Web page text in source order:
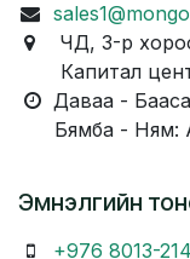
ЧД, 3-р
Капитал
Даваа -
Бямба - Ням:
Эмнэлгийн
+976 8013-